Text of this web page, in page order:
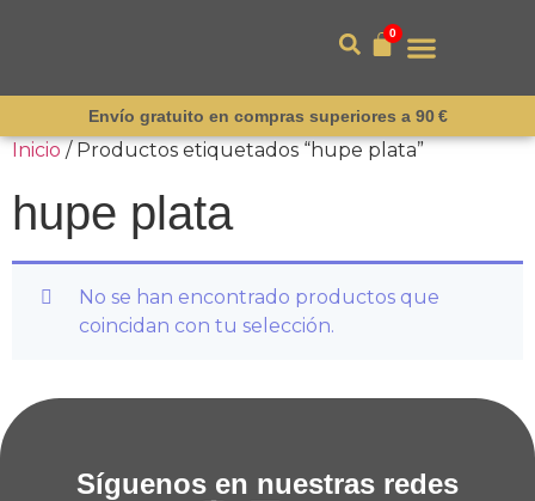
0
Envío gratuito en compras superiores a 90 €
Inicio/ Productos etiquetados “hupe plata”
hupe plata
No se han encontrado productos que
coincidan con tu selección.
Síguenos en nuestras redes